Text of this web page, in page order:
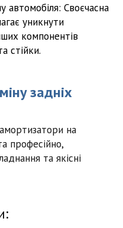
автомобіля: Своєчасна
уникнути
компонентів
стійки.
задніх
на
професійно,
та якісні